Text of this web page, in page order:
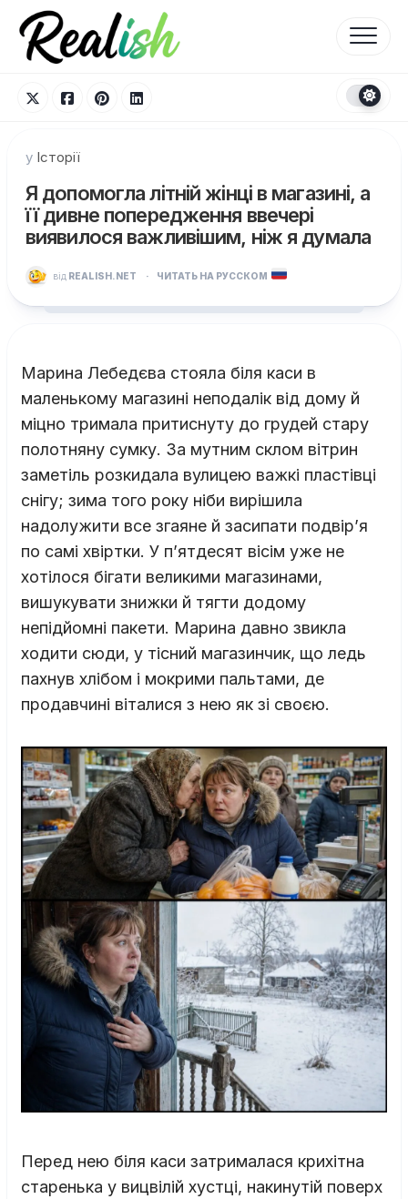
Перейти
вмісту
у Історії
Я допомогла літній жінці в магазині, а
її дивне попередження ввечері
виявилося важливішим, ніж я думала
від REALISH.NET · ЧИТАТЬ НА РУССКОМ
Марина Лебедєва стояла біля каси в
маленькому магазині неподалік від дому й
міцно тримала притиснуту до грудей стару
полотняну сумку. За мутним склом вітрин
заметіль розкидала вулицею важкі пластівці
снігу; зима того року ніби вирішила
надолужити все згаяне й засипати подвір’я
по самі хвіртки. У п’ятдесят вісім уже не
хотілося бігати великими магазинами,
вишукувати знижки й тягти додому
непідйомні пакети. Марина давно звикла
ходити сюди, у тісний магазинчик, що ледь
пахнув хлібом і мокрими пальтами, де
продавчині віталися з нею як зі своєю.
Перед нею біля каси затрималася крихітна
старенька у вицвілій хустці, накинутій поверх